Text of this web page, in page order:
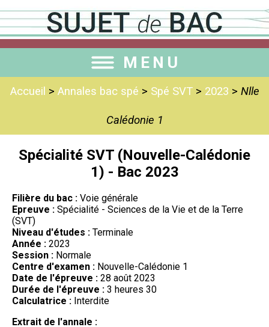
MENU
Accueil > Annales bac spé > Spé SVT> 2023 > Nlle
Calédonie 1
Spécialité SVT (Nouvelle-Calédonie
1) - Bac 2023
Filière du bac : Voie générale
Epreuve : Spécialité - Sciences de la Vie et de la Terre
(SVT)
Niveau d'études : Terminale
Année : 2023
Session : Normale
Centre d'examen : Nouvelle-Calédonie 1
Date de l'épreuve : 28 août 2023
Durée de l'épreuve : 3 heures 30
Calculatrice : Interdite
Extrait de l'annale :